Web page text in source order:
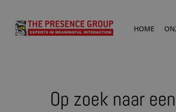
HOME
Op zoek naar